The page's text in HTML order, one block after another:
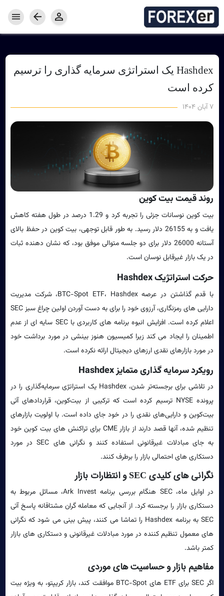
Hashdex یک استراتژی سرمایه گذاری را ترسیم
کرده است
۷ آبان ۱۴۰۴
روند قیمت بیت کوین
بیت کوین نوسانات جزئی را تجربه کرد و 1.29 درصد در طول هفته کاهش
یافت و به 26155 دلار رسید. به طور قابل توجهی، بیت کوین در حفظ بالای
آستانه 26000 دلار برای دو جلسه متوالی موفق بود، که نشان دهنده ثبات
در یک بازار غیرقابل نوسان است.
حرکت استراتژیک Hashdex
با قدم گذاشتن در عرصه BTC-Spot ETF، Hashdex، شرکت مدیریت
دارایی های رمزنگاری، آرزوی خود را برای به دست آوردن اولین چراغ سبز SEC
اعلام کرده است. افزایش انبوه برنامه های کاربردی با SEC سایه ای از عدم
اطمینان را ایجاد می کند زیرا کمیسیون هنوز بینشی در مورد برداشت خود
در مورد بازارهای نقدی ارزهای دیجیتال ارائه نکرده است.
رویکرد سرمایه گذاری متمایز Hashdex
در تلاشی برای برجسته‌تر شدن، Hashdex یک استراتژی سرمایه‌گذاری را در
پرونده NYSE ترسیم کرده است که ترکیبی از بیت‌کوین، قراردادهای آتی
بیت‌کوین و دارایی‌های نقدی را در خود جای داده است. با اولویت بازارهای
تنظیم شده، آنها قصد دارند از بازار CME برای تراکنش های بیت کوین خود
به جای مبادلات غیرقانونی استفاده کنند و نگرانی های SEC در مورد
دستکاری های احتمالی بازار را برطرف کنند.
نگرانی های کلیدی SEC و انتظارات بازار
در اوایل ماه، SEC هنگام بررسی برنامه Ark Invest، مسائل مربوط به
دستکاری بازار را برجسته کرد. از آنجایی که معامله گران مشتاقانه پاسخ آتی
SEC به برنامه Hashdex را تماشا می کنند، پیش بینی می شود که نگرانی
های معمول تنظیم کننده در مورد مبادلات غیرقانونی و دستکاری های بازار
کمتر باشد.
مفاهیم بازار و حساسیت های موردی
اگر SEC برای ETF های BTC-Spot موافقت کند، بازار کریپتو، به ویژه بیت
محصولات فارکسر
جفت ارزها
کامودیتی
خدمات فارکس
نرم افزار معاملاتی
اخبار و مقاله ها
مفاهیم پایه فارکس
مقالات
تقویم اقتصادی
درباره کارگزاری فارکسر